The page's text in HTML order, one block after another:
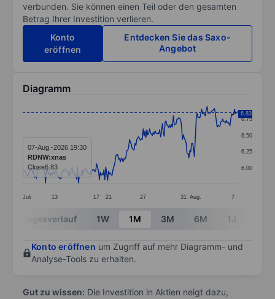
verbunden. Sie können einen Teil oder den gesamten
Betrag Ihrer Investition verlieren.
Konto
eröffnen
Entdecken Sie das Saxo-
Angebot
Diagramm
Line chart with 237 data points.
The chart has 1 X axis displaying categories.
The chart has 1 Y axis displaying values. Data
Juli 13 17 21 27 31 Aug. 7
6.00
6.25
6.50
6.75
6.83
07-Aug.-2026 19:30
RDNW:xnas
Close6.83
End of interactive chart.
Tagesverlauf 1W 1M 3M 6M 1J
Konto eröffnen um Zugriff auf mehr Diagramm- und
Analyse-Tools zu erhalten.
Gut zu wissen: Die Investition in Aktien neigt dazu,